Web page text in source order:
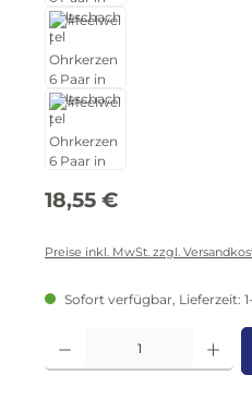
Regulärer Preis:
18,55 €
Preise inkl. MwSt. zzgl.
Sofort verfügbar, Lieferzeit:
Produkt Anzahl: Gib den